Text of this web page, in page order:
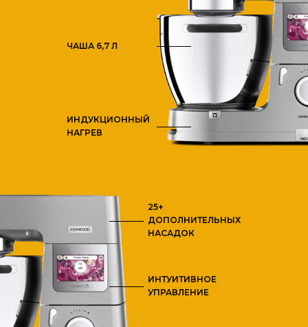
ЧАША 6,7 Л
ИНДУКЦИОННЫЙ
НАГРЕВ
25+
ДОПОЛНИТЕЛЬНЫХ
НАСАДОК
ИНТУИТИВНОЕ
УПРАВЛЕНИЕ